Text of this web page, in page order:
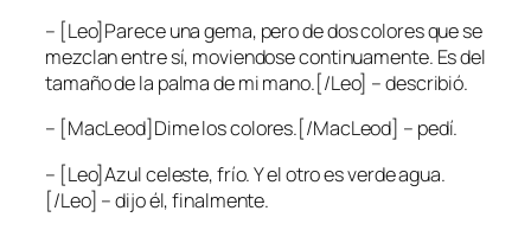
– [Leo]Parece una gema, pero de dos colores que se
mezclan entre sí, moviendose continuamente. Es del
tamaño de la palma de mi mano.[/Leo] – describió.
– [MacLeod]Dime los colores.[/MacLeod] – pedí.
– [Leo]Azul celeste, frío. Y el otro es verde agua.
[/Leo] – dijo él, finalmente.